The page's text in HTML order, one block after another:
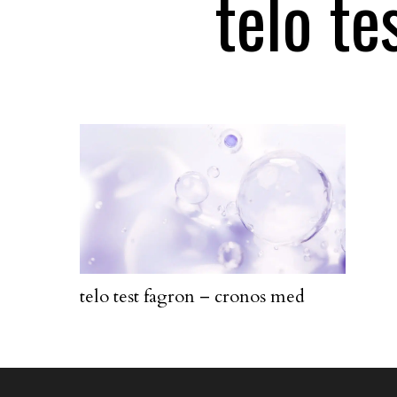
telo test fagron – cronos med